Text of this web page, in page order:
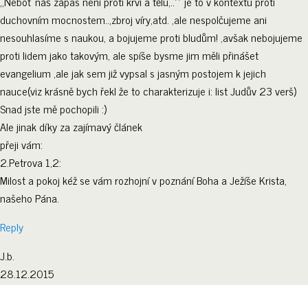
duchovním mocnostem..,zbroj víry,atd. ,ale nespolčujeme ani
nesouhlasíme s naukou, a bojujeme proti bludům! ,avšak nebojujeme
proti lidem jako takovým, ale spíše bysme jim měli přinášet
evangelium ,ale jak sem již vypsal s jasným postojem k jejich
nauce(viz krásně bych řekl že to charakterizuje i: list Judův 23 verš)
Snad jste mě pochopili :)
Ale jinak díky za zajímavý článek
přeji vám:
2.Petrova 1,2:
Milost a pokoj kéž se vám rozhojní v poznání Boha a Ježíše Krista,
našeho Pána.
Reply
J.b.
28.12.2015